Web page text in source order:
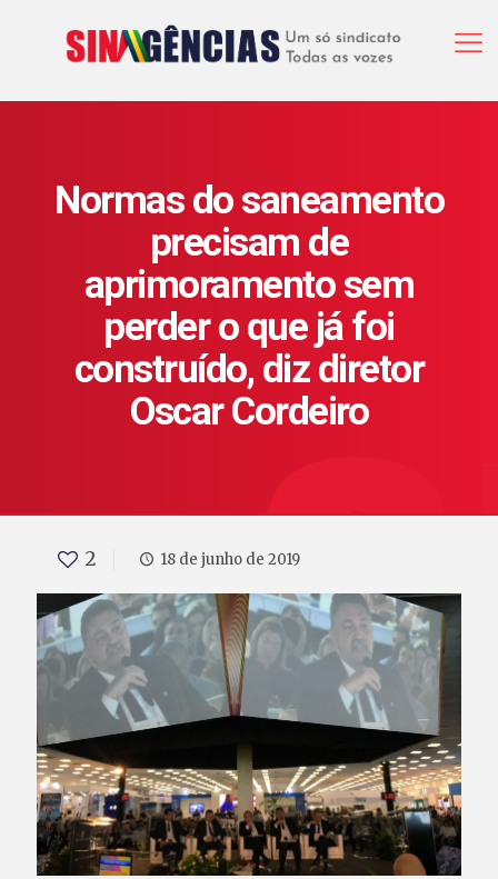
Normas do saneamento
precisam de
aprimoramento sem
perder o que já foi
construído, diz diretor
Oscar Cordeiro
2 18 de junho de 2019